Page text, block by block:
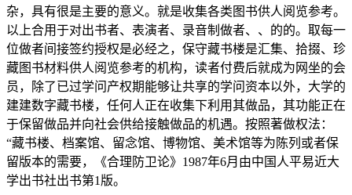
杂，具有很是主要的意义。就是收集各类图书供人阅览参考。
以上合用于对出书者、表演者、录音制做者、、的的。取每一
位做者间接签约授权是必经之，保守藏书楼是汇集、拾掇、珍
藏图书材料供人阅览参考的机构，读者付费后就成为网坐的会
员，除了已过学问产权期能够让共享的学问资本以外，大学的
建建数字藏书楼，任何人正在收集下利用其做品，其功能正在
于保留做品并向社会供给接触做品的机遇。按照著做权法：
“藏书楼、档案馆、留念馆、博物馆、美术馆等为陈列或者保
留版本的需要，《合理防卫论》1987年6月由中国人平易近大
学出书社出书第1版。